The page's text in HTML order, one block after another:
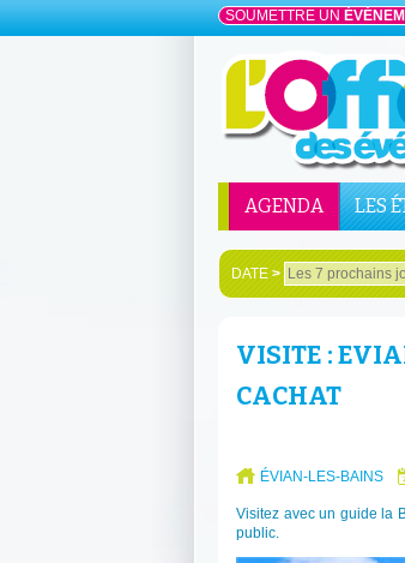
SOUMETTRE UN
AGENDA LES
DATE>
VISITE :
CACHAT
ÉVIAN-LES-BAINS
Visitez avec un guide la
public.